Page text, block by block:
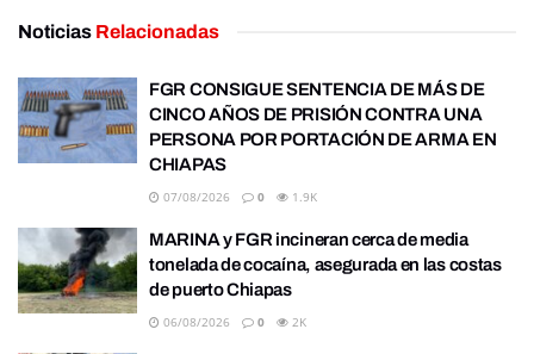
Noticias Relacionadas
FGR CONSIGUE SENTENCIA DE MÁS DE
CINCO AÑOS DE PRISIÓN CONTRA UNA
PERSONA POR PORTACIÓN DE ARMA EN
CHIAPAS
07/08/2026 0 1.9K
MARINA y FGR incineran cerca de media
tonelada de cocaína, asegurada en las costas
de puerto Chiapas
06/08/2026 0 2K